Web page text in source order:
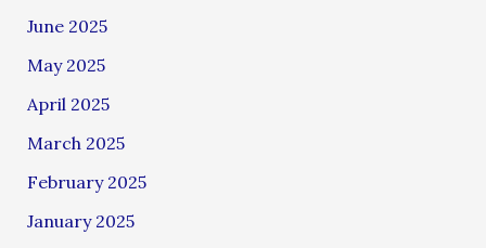
June 2025
May 2025
April 2025
March 2025
February 2025
January 2025